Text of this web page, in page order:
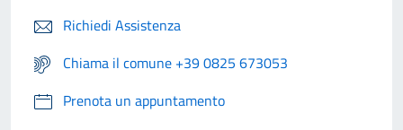
Richiedi Assistenza
Chiama il comune +39 0825 673053
Prenota un appuntamento